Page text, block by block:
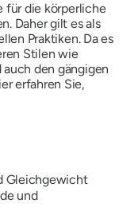
für die körperliche
Daher gilt es als
Praktiken. Da es
Stilen wie
auch den gängigen
erfahren Sie,
Gleichgewicht
und